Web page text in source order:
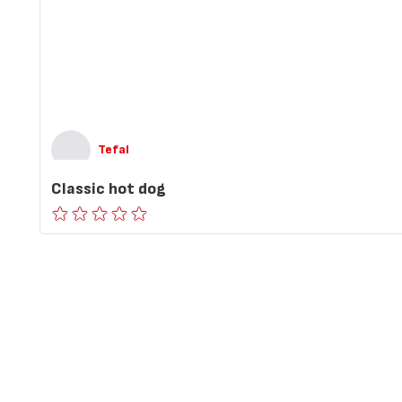
Tefal
Classic hot dog
ratings.0